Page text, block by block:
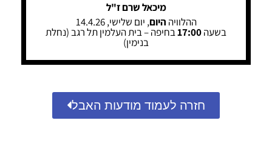
מיכאל שרם ז"ל
ההלוויה היום , יום שלישי, 14.4.26
בשעה17:00בחיפה – בית העלמין תל רגב (נחלת
בנימין)
חזרה לעמוד מודעות האבל